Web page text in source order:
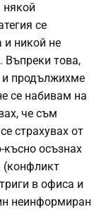
някой
се
никой не
Въпреки това,
и продължихме
се набивам на
че съм
страхувах от
късно осъзнах
(конфликт
в офиса и
неинформиран